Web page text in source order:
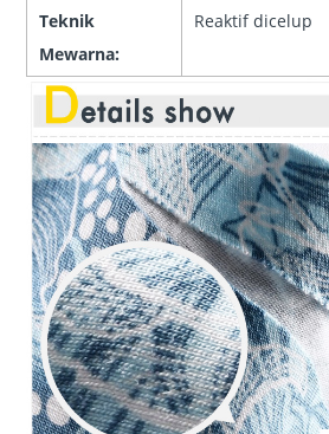
Teknik
Mewarna:
Reaktif dicelup